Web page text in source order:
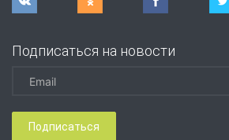
Подписаться на новости
Подписаться